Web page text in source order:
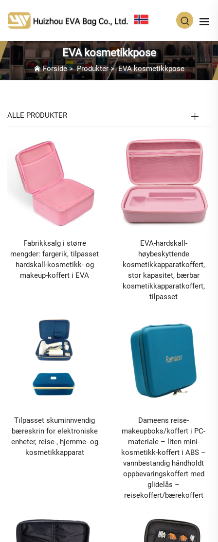
EVA kosmetikkpose
Forside>Produkter>EVA kosmetikkpose
ALLE PRODUKTER
Fabrikksalg i større
mengder: fargerik, tilpasset
hardskall-kosmetikk- og
makeup-koffert i EVA
EVA-hardskall-
høybeskyttende
kosmetikkapparatkoffert,
stor kapasitet, bærbar
kosmetikkapparatkoffert,
tilpasset
Tilpasset skuminnvendig
bæreskrin for elektroniske
enheter, reise-, hjemme- og
kosmetikkapparat
Dameens reise-
makeupboks/koffert i PC-
materiale – liten mini-
kosmetikk-koffert i ABS –
vannbestandig håndholdt
oppbevaringskoffert med
glidelås –
reisekoffert/bærekoffert